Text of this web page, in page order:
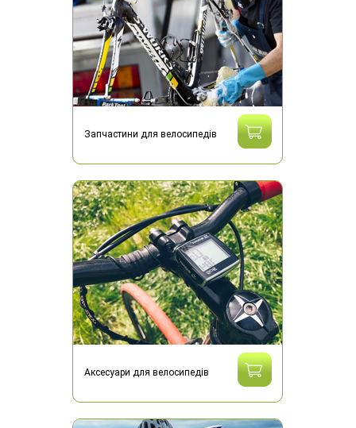
Запчастини для велосипедів
Аксесуари для велосипедів